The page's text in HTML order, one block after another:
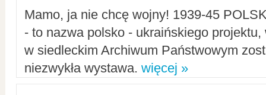
Mamo, ja nie chcę wojny! 1939-45
- to nazwa polsko - ukraińskiego
w siedleckim Archiwum Państwowym
niezwykła wystawa. więcej »